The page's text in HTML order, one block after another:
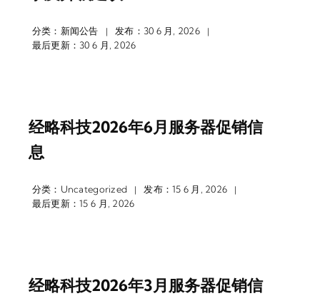
分类： 新闻公告 | 发布：30 6 月, 2026
|
最后更新：30 6 月, 2026
经略科技2026年6月服务器促销信
息
分类： Uncategorized | 发布：15 6 月, 2026
|
最后更新：15 6 月, 2026
经略科技2026年3月服务器促销信